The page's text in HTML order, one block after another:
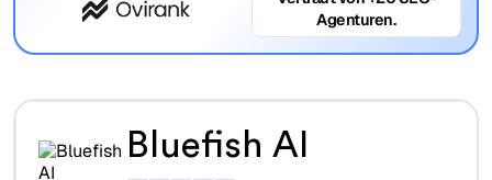
Agenturen.
Bluefish AI